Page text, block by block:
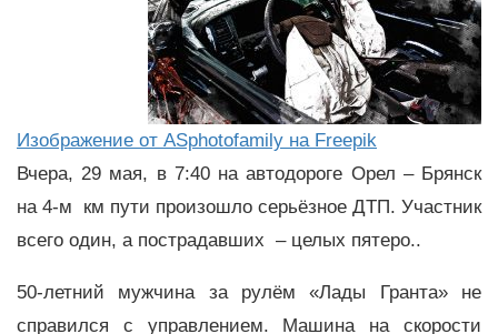
Изображение от ASphotofamily на Freepik
Вчера, 29 мая, в 7:40 на автодороге Орел – Брянск
на 4-м км пути произошло серьёзное ДТП. Участник
всего один, а пострадавших – целых пятеро..
50-летний мужчина за рулём «Лады Гранта» не
справился с управлением. Машина на скорости